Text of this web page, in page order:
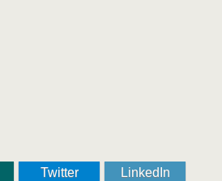
Twitter LinkedIn